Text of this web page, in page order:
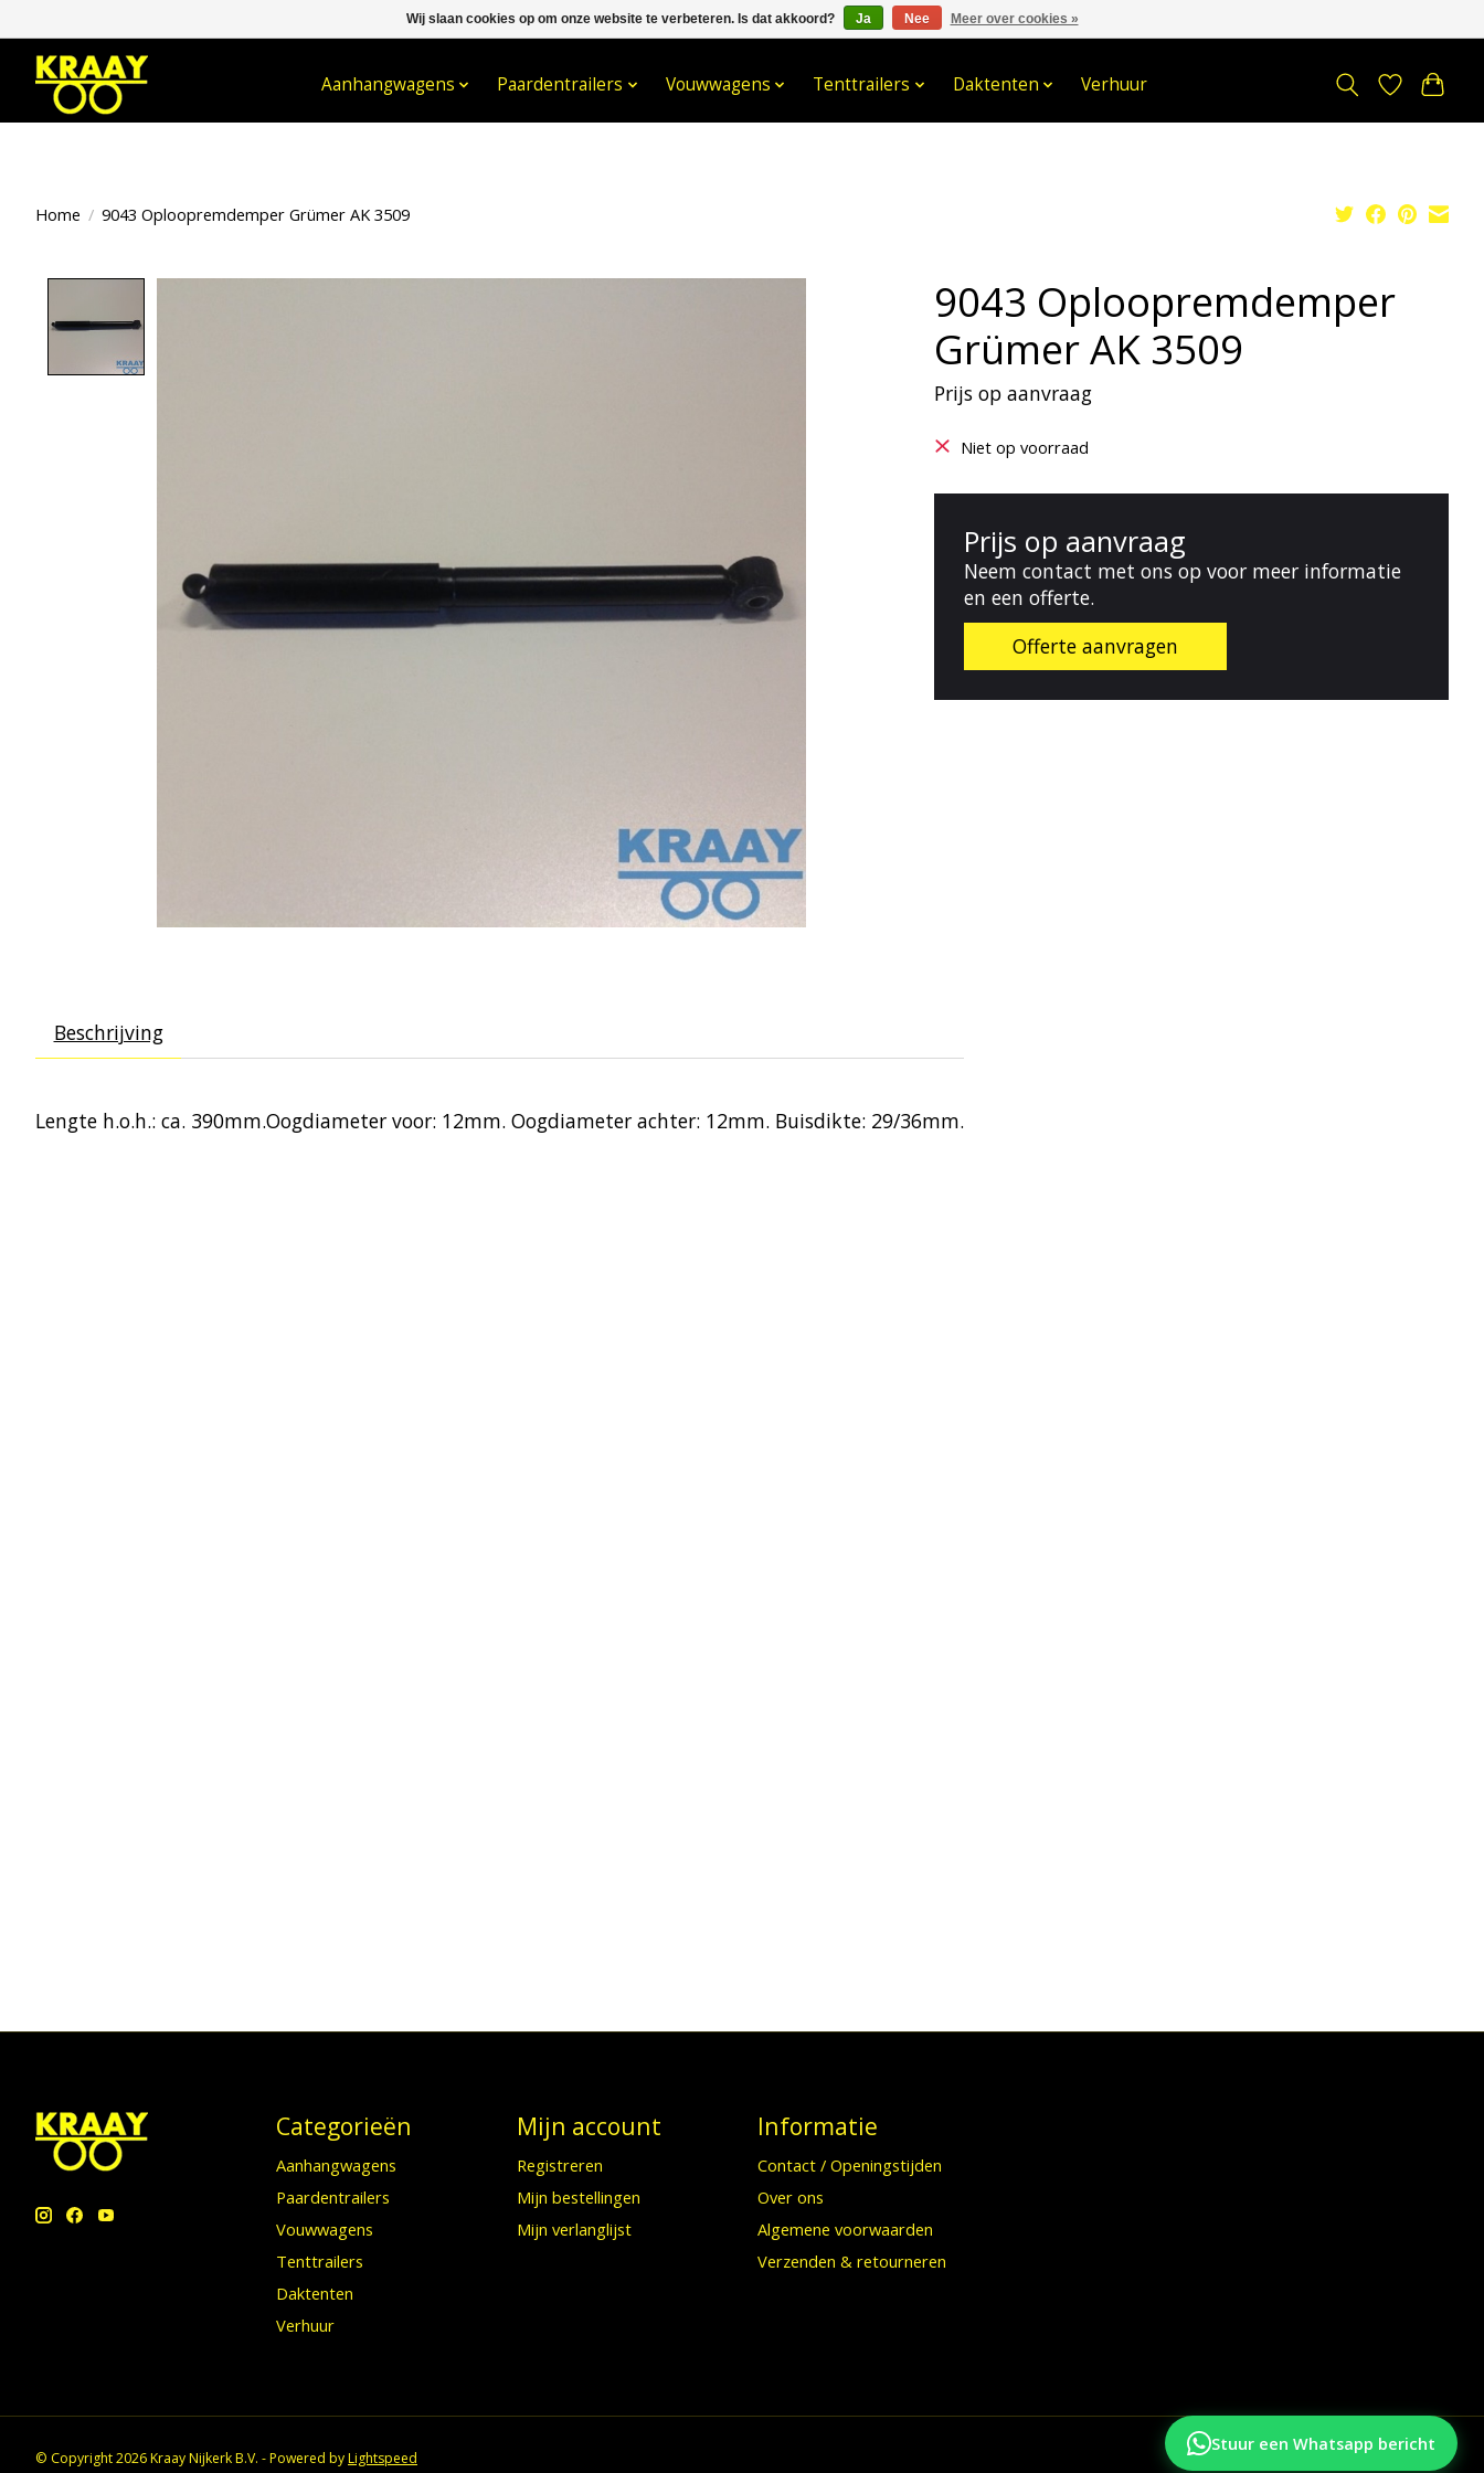
033- 2470 538 info@kraaybv.com Stuur een Whatsapp bericht
Aanhangwagens Paardentrailers Vouwwagens Tenttrailers Daktenten Verhuur
Home / 9043 Oploopremdemper Grümer AK 3509
9043 Oploopremdemper
Grümer AK 3509
Prijs op aanvraag
Niet op voorraad
Prijs op aanvraag
Neem contact met ons op voor meer informatie
en een offerte.
Offerte aanvragen
Beschrijving
Lengte h.o.h.: ca. 390mm.Oogdiameter voor: 12mm. Oogdiameter achter: 12mm. Buisdikte: 29/36mm.
Categorieën
Aanhangwagens
Paardentrailers
Vouwwagens
Tenttrailers
Daktenten
Verhuur
Mijn account
Registreren
Mijn bestellingen
Mijn verlanglijst
Informatie
Contact / Openingstijden
Over ons
Algemene voorwaarden
Verzenden & retourneren
© Copyright 2026 Kraay Nijkerk B.V. - Powered byLightspeed
Stuur een Whatsapp bericht
Wij slaan cookies op om onze website te verbeteren. Is dat akkoord? Ja Nee Meer over cookies »